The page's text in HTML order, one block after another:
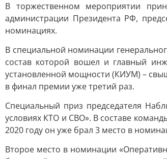
В торжественном мероприятии
администрации Президента РФ,
номинациях.
В специальной номинации
состав которой вошел и главный
установленной мощности (КИУМ) –
в финал премии уже третий раз.
Специальный приз председателя
условиях КТО и СВО». В составе
2020 году он уже брал 3 место в
Второе место в номинации